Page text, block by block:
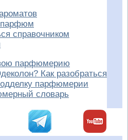
парфюм
справочником
парфюмерию
Как разобраться
парфюмерии
словарь